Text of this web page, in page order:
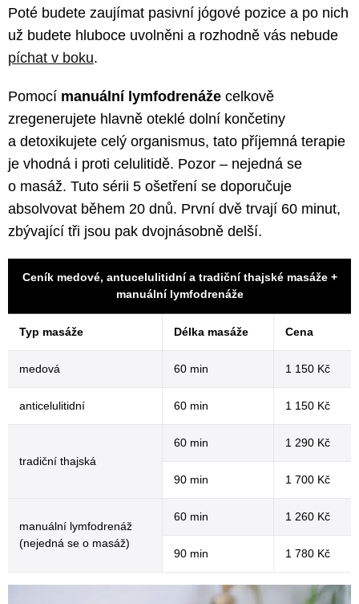
Poté budete zaujímat pasivní jógové pozice a po nich
už budete hluboce uvolněni a rozhodně vás nebude
píchat v boku.
Pomocí manuální lymfodrenáže celkově
zregenerujete hlavně oteklé dolní končetiny
a detoxikujete celý organismus, tato příjemná terapie
je vhodná i proti celulitidě. Pozor – nejedná se
o masáž. Tuto sérii 5 ošetření se doporučuje
absolvovat během 20 dnů. První dvě trvají 60 minut,
zbývající tři jsou pak dvojnásobně delší.
Ceník medové, antucelulitidní a tradiční thajské masáže +
manuální lymfodrenáže
Typ masáže Délka masáže Cena
medová 60 min 1 150 Kč
anticelulitidní 60 min 1 150 Kč
tradiční thajská
60 min 1 290 Kč
90 min 1 700 Kč
manuální lymfodrenáž
(nejedná se o masáž)
60 min 1 260 Kč
90 min 1 780 Kč